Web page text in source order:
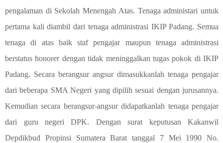
pengalaman di Sekolah Menengah Atas. Tenaga administari untuk
pertama kali diambil dari tenaga administrasi IKIP Padang. Semua
tenaga di atas baik staf pengajar maupun tenaga administrasi
berstatus honorer dengan tidak meninggalkan tugas pokok di IKIP
Padang. Secara berangsur angsur dimasukkanlah tenaga pengajar
dari beberapa SMA Negeri yang dipilih sesuai dengan jurusannya.
Kemudian secara berangsur-angsur didapatkanlah tenaga pengajar
dari guru negeri DPK. Dengan surat keputusan Kakanwil
Depdikbud Propinsi Sumatera Barat tanggal 7 Mei 1990 No.